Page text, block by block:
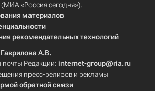
(МИА «Россия сегодня»).
материалов
рекомендательных технологий
Гаврилова А.В.
почты Редакции: internet-group@ria.ru
пресс-релизов и рекламы
обратной связи